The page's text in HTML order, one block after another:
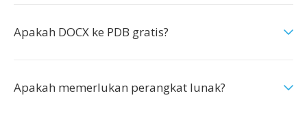
Apakah DOCX ke PDB gratis?
Apakah memerlukan perangkat lunak?